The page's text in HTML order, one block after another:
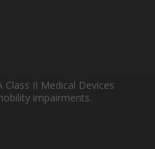
Class II Medical Devices
impairments.